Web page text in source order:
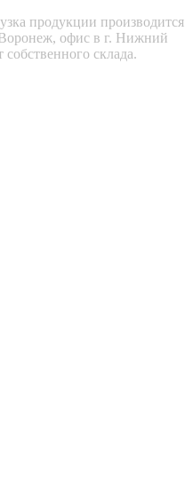
продукции производится
Воронеж, офис в г. Нижний
склада.